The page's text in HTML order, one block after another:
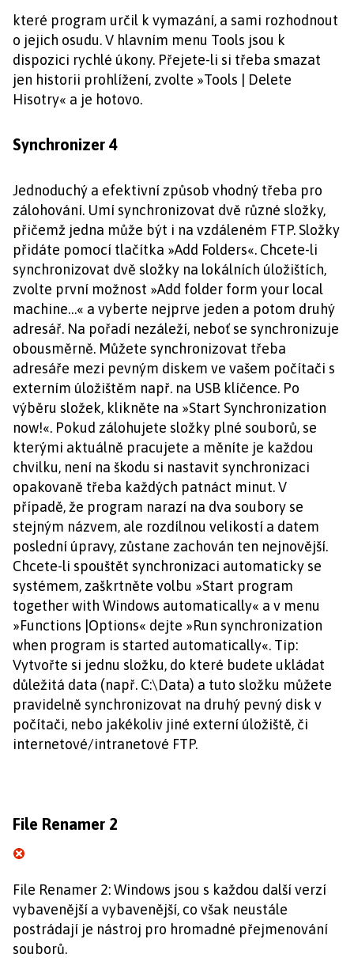
které program určil k vymazání, a sami rozhodnout
o jejich osudu. V hlavním menu Tools jsou k
dispozici rychlé úkony. Přejete-li si třeba smazat
jen historii prohlížení, zvolte »Tools | Delete
Hisotry« a je hotovo.
Synchronizer 4
Jednoduchý a efektivní způsob vhodný třeba pro
zálohování. Umí synchronizovat dvě různé složky,
přičemž jedna může být i na vzdáleném FTP. Složky
přidáte pomocí tlačítka »Add Folders«. Chcete-li
synchronizovat dvě složky na lokálních úložištích,
zvolte první možnost »Add folder form your local
machine…« a vyberte nejprve jeden a potom druhý
adresář. Na pořadí nezáleží, neboť se synchronizuje
obousměrně. Můžete synchronizovat třeba
adresáře mezi pevným diskem ve vašem počítači s
externím úložištěm např. na USB klíčence. Po
výběru složek, klikněte na »Start Synchronization
now!«. Pokud zálohujete složky plné souborů, se
kterými aktuálně pracujete a měníte je každou
chvilku, není na škodu si nastavit synchronizaci
opakovaně třeba každých patnáct minut. V
případě, že program narazí na dva soubory se
stejným názvem, ale rozdílnou velikostí a datem
poslední úpravy, zůstane zachován ten nejnovější.
Chcete-li spouštět synchronizaci automaticky se
systémem, zaškrtněte volbu »Start program
together with Windows automatically« a v menu
»Functions |Options« dejte »Run synchronization
when program is started automatically«. Tip:
Vytvořte si jednu složku, do které budete ukládat
důležitá data (např. C:\Data) a tuto složku můžete
pravidelně synchronizovat na druhý pevný disk v
počítači, nebo jakékoliv jiné externí úložiště, či
internetové/intranetové FTP.
File Renamer 2
File Renamer 2: Windows jsou s každou další verzí
vybavenější a vybavenější, co však neustále
postrádají je nástroj pro hromadné přejmenování
souborů.